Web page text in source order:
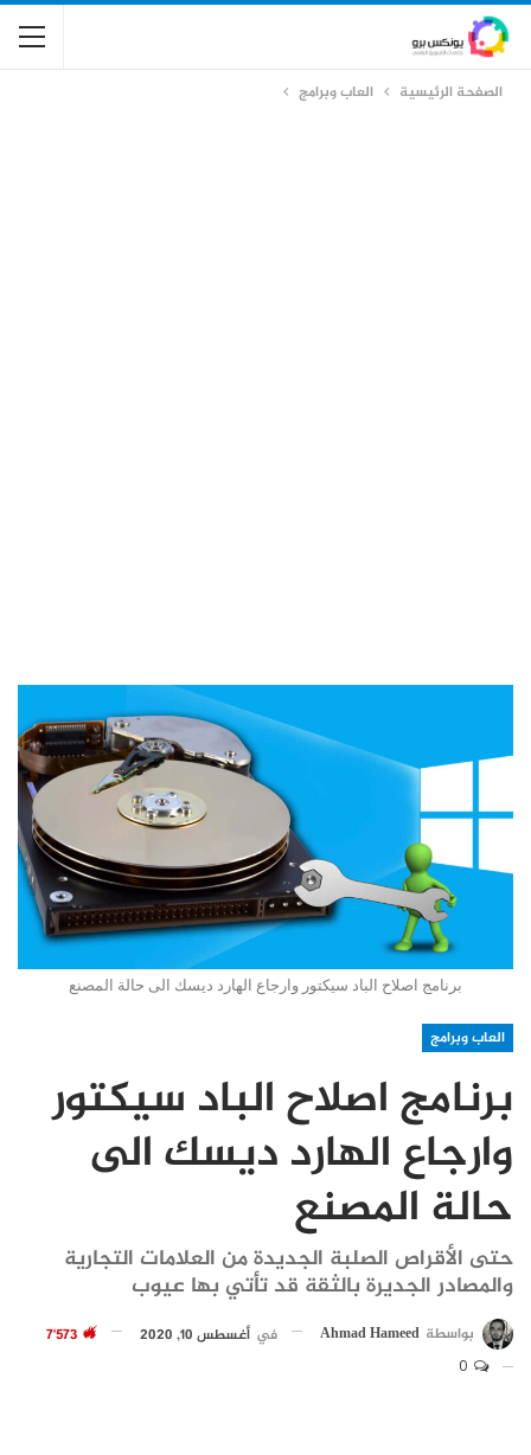
الصفحة الرئيسية العاب وبرامج
برنامج اصلاح الباد سيكتور وارجاع الهارد ديسك الى حالة المصنع
العاب وبرامج
برنامج اصلاح الباد سيكتور
وارجاع الهارد ديسك الى
حالة المصنع
حتى الأقراص الصلبة الجديدة من العلامات التجارية
والمصادر الجديرة بالثقة قد تأتي بها عيوب
بواسطة Ahmad Hameed في أغسطس 10, 2020